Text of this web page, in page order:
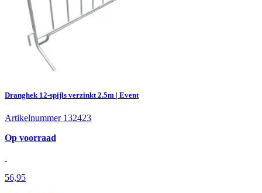
Dranghek 12-spijls verzinkt 2.5m | Event
Artikelnummer 132423
Op voorraad
56,95